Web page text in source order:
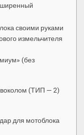
своими руками
измельчителя
(без
(ТИП — 2)
для мотоблока